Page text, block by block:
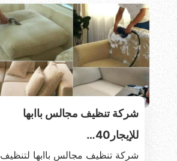
شركة تنظيف مجالس باابها
للإيجار40…
شركة تنظيف مجالس باابها لتنظيف